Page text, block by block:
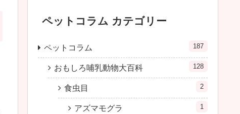
ペットコラム カテゴリー
ペットコラム 187
おもしろ哺乳動物大百科 128
食虫目 2
アズマモグラ 1